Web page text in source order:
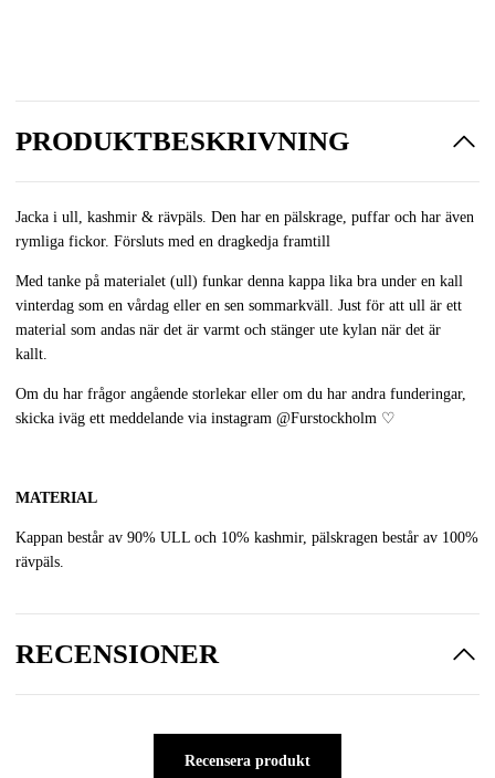
PRODUKTBESKRIVNING
Jacka i ull, kashmir & rävpäls. Den har en pälskrage, puffar och har även
rymliga fickor. Försluts med en dragkedja framtill
Med tanke på materialet (ull) funkar denna kappa lika bra under en kall
vinterdag som en vårdag eller en sen sommarkväll. Just för att ull är ett
material som andas när det är varmt och stänger ute kylan när det är
kallt.
Om du har frågor angående storlekar eller om du har andra funderingar,
skicka iväg ett meddelande via instagram @Furstockholm ♡
MATERIAL
Kappan består av 90% ULL och 10% kashmir, pälskragen består av 100%
rävpäls.
RECENSIONER
Recensera produkt